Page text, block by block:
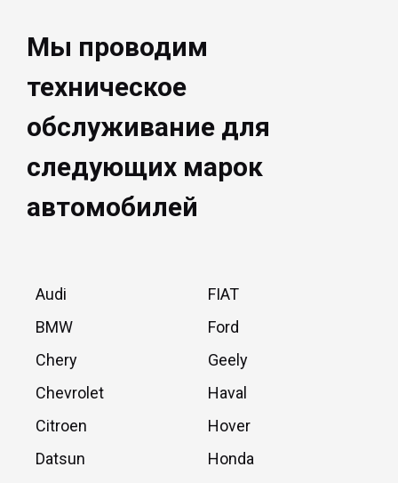
Мы проводим
техническое
обслуживание для
следующих марок
автомобилей
Audi
BMW
Chery
Chevrolet
Citroen
Datsun
FIAT
Ford
Geely
Haval
Hover
Honda